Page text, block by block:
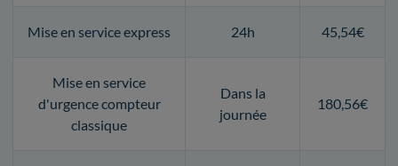
Mise en service express 24h 45,54€
Mise en service
d'urgence compteur
classique
Dans la
journée
180,56€